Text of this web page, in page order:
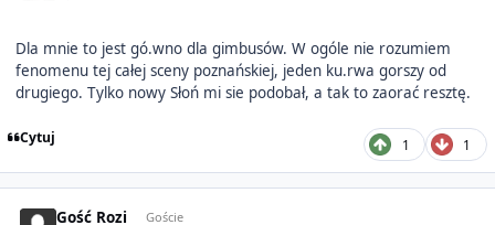
Dla mnie to jest gó.wno dla gimbusów. W ogóle nie rozumiem
fenomenu tej całej sceny poznańskiej, jeden ku.rwa gorszy od
drugiego. Tylko nowy Słoń mi sie podobał, a tak to zaorać resztę.
Cytuj 1 1
Gość Rozi Goście